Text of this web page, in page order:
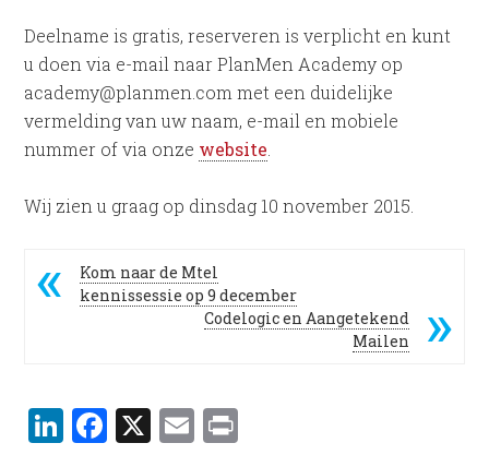
Deelname is gratis, reserveren is verplicht en kunt
u doen via e-mail naar PlanMen Academy op
academy@planmen.com met een duidelijke
vermelding van uw naam, e-mail en mobiele
nummer of via onze website
Wij zien u graag op dinsdag 10 november 2015.
Kom naar de Mtel
kennissessie op 9 december
Codelogic en Aangetekend
Mailen
LinkedIn
Facebook
X Email